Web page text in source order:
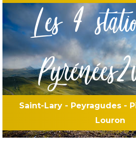
Les 4
Saint-Lary - Peyragudes -
Louron